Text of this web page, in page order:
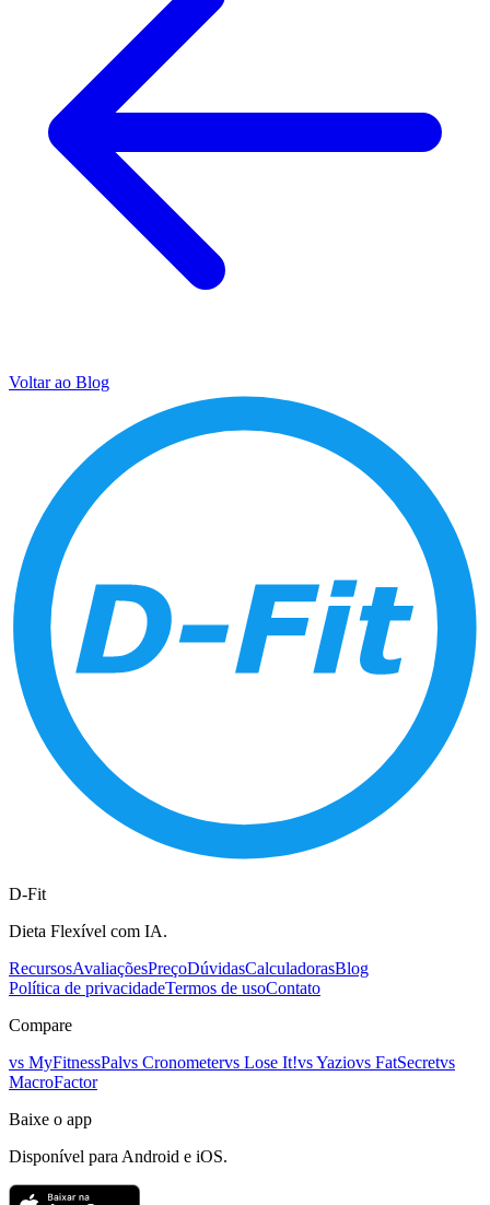
Voltar ao Blog
D-Fit
Dieta Flexível com IA.
RecursosAvaliaçõesPreçoDúvidasCalculadorasBlog
Política de privacidadeTermos de usoContato
Compare
vs MyFitnessPalvs Cronometervs Lose It!vsYaziovs FatSecretvs
MacroFactor
Baixe o app
Disponível para Android e iOS.